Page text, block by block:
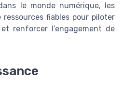
le monde numérique, les
fiables pour piloter
renforcer l’engagement de